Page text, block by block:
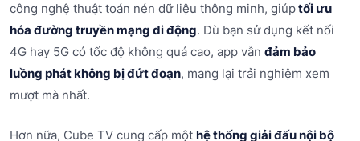
công nghệ thuật toán nén dữ liệu thông minh, giúptối ưu
hóa đường truyền mạng di động. Dù bạn sử dụng kết nối
4G hay 5G có tốc độ không quá cao, app vẫn đảm bảo
luồng phát không bị đứt đoạn, mang lại trải nghiệm xem
mượt mà nhất.
Hơn nữa, Cube TV cung cấp một hệ thống giải đấu nội bộ